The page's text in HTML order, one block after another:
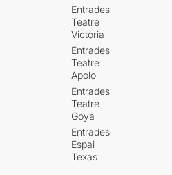
Entrades
Teatre
Victòria
Entrades
Teatre
Apolo
Entrades
Teatre
Goya
Entrades
Espai
Texas